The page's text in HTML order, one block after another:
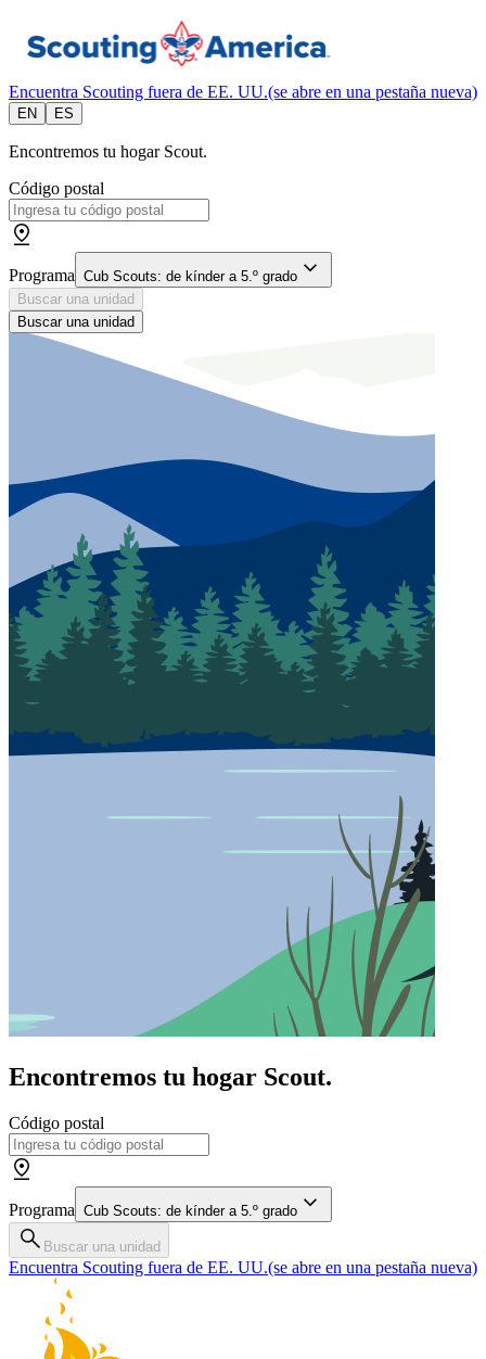
Encuentra Scouting fuera de EE. UU.(se abre en una pestaña nueva)
EN ES
Encontremos tu hogar Scout.
Código postal
Programa Cub Scouts: de kínder a 5.º grado
Buscar una unidad
Buscar una unidad
Encontremos tu hogar Scout.
Código postal
Programa Cub Scouts: de kínder a 5.º grado
Buscar una unidad
Encuentra Scouting fuera de EE. UU.(se abre en una pestaña nueva)